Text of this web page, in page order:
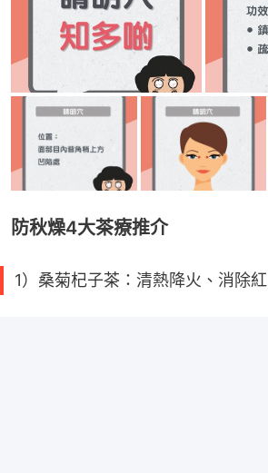
防秋燥4大茶療推介
1）桑菊杞子茶：清熱降火、消除紅